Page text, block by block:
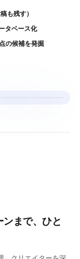
も残す）
タベース化
の候補を発掘
ンまで、ひと